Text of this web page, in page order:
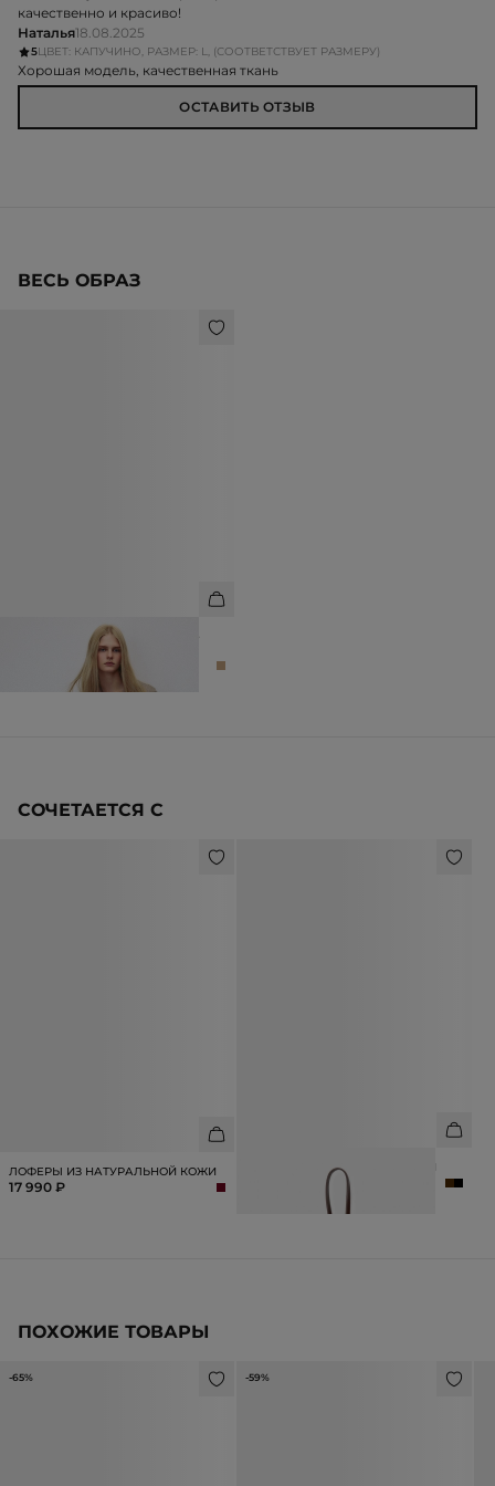
качественно и красиво!
Наталья18.08.2025
5ЦВЕТ: КАПУЧИНО, РАЗМЕР: L, (СООТВЕТСТВУЕТ РАЗМЕРУ)
Хорошая модель, качественная ткань
ОСТАВИТЬ ОТЗЫВ
ВЕСЬ ОБРАЗ
БЛУЗА В ПОЛОСКУ С ВОРОТОМ-
СОЧЕТАЕТСЯ С
ЛОФЕРЫ ИЗ НАТУРАЛЬНОЙ КОЖИ
17 990 ₽
БРЕЛОК ИЗ КОЖИ С БУСИНАМИ
ПОХОЖИЕ ТОВАРЫ
-65% -59%